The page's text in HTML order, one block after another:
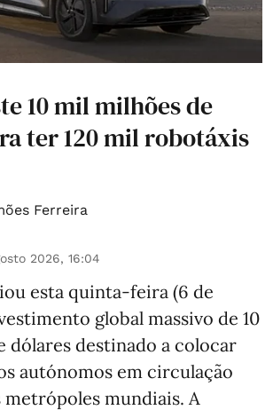
10 mil milhões de
ter 120 mil robotáxis
Ferreira
2026, 16:04
esta quinta-feira (6 de
global massivo de 10
dólares destinado a colocar
autónomos em circulação
mundiais. A